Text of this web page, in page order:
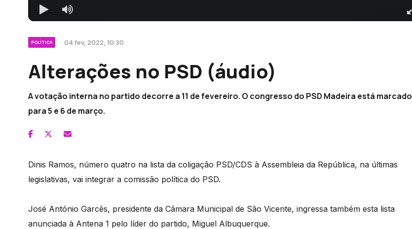
POLÍTICA 04 fev, 2022, 10:30
Alterações no PSD (áudio)
A votação interna no partido decorre a 11 de fevereiro. O congresso do PSD Madeira está marcado
para 5 e 6 de março.
Dinis Ramos, número quatro na lista da coligação PSD/CDS à Assembleia da República, na últimas
legislativas, vai integrar a comissão política do PSD.
José António Garcês, presidente da Câmara Municipal de São Vicente, ingressa também esta lista
anunciada à Antena 1 pelo líder do partido, Miguel Albuquerque.